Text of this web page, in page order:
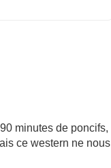
minutes de poncifs,
ce western ne nous